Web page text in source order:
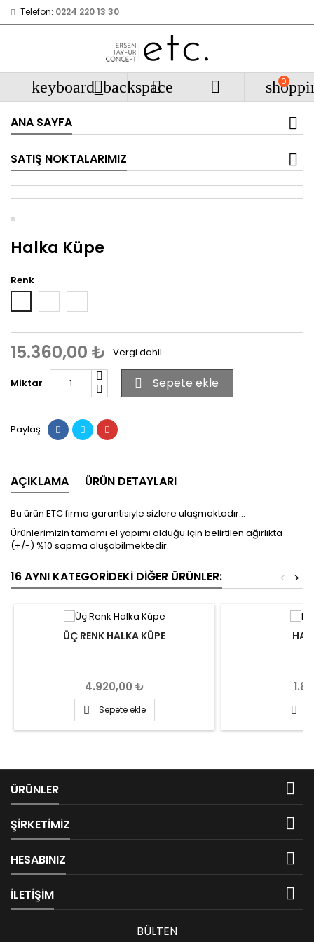
Telefon: 0224 220 13 30
keyboard_backspace
   0
ANA SAYFA
SATIŞ NOKTALARIMIZ
Halka Küpe
Renk
15.360,00 ₺ Vergi dahil
Miktar  Sepete ekle
Paylaş
AÇIKLAMA ÜRÜN DETAYLARI
Bu ürün ETC firma garantisiyle sizlere ulaşmaktadır...
Ürünlerimizin tamamı el yapımı olduğu için belirtilen ağırlıkta
(+/-) %10 sapma oluşabilmektedir.
16 AYNI KATEGORIDEKI DIĞER ÜRÜNLER: >
<
ÜÇ RENK HALKA KÜPE
Fiyat
4.920,00 ₺
 Sepete ekle 
ÜRÜNLER 
ŞIRKETIMIZ 
HESABINIZ 
İLETIŞIM 
BÜLTEN